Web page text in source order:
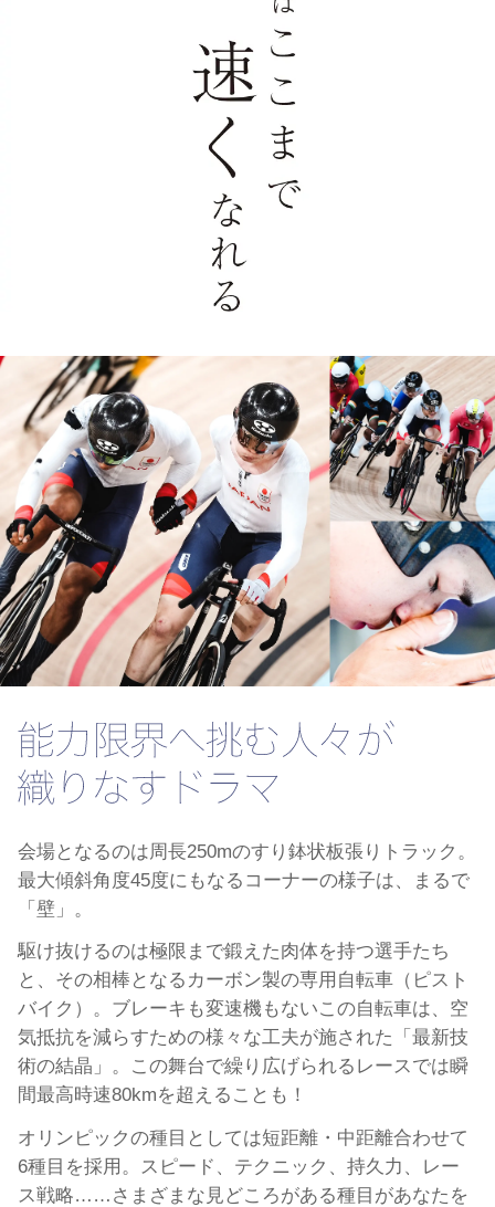
会場となるのは周長250mのすり鉢状板張りトラック。
最大傾斜角度45度にもなるコーナーの様子は、まるで
「壁」。
駆け抜けるのは極限まで鍛えた肉体を持つ選手たち
と、その相棒となるカーボン製の専用自転車（ピスト
バイク）。ブレーキも変速機もないこの自転車は、空
気抵抗を減らすための様々な工夫が施された「最新技
術の結晶」。この舞台で繰り広げられるレースでは瞬
間最高時速80kmを超えることも！
オリンピックの種目としては短距離・中距離合わせて
6種目を採用。スピード、テクニック、持久力、レー
ス戦略……さまざまな見どころがある種目があなたを